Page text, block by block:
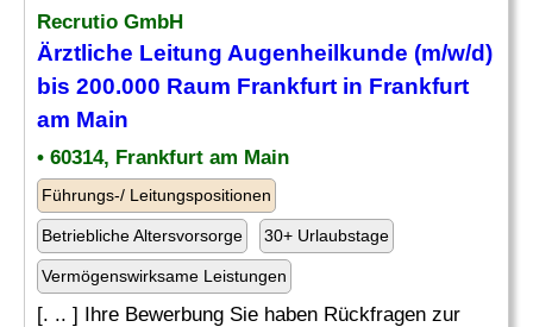
Recrutio GmbH
Ärztliche Leitung Augenheilkunde (m/w/d)
bis 200.000 Raum Frankfurt in Frankfurt
am Main
• 60314, Frankfurt am Main
Führungs-/ Leitungspositionen
Betriebliche Altersvorsorge 30+ Urlaubstage
Vermögenswirksame Leistungen
[. .. ] Ihre Bewerbung Sie haben Rückfragen zur